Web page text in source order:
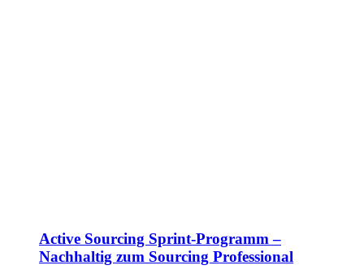
Active Sourcing Sprint-Programm –
Nachhaltig zum Sourcing Professional